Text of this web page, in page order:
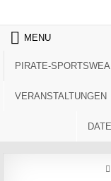
MENU
PIRATE-
VERANSTALTUNGEN